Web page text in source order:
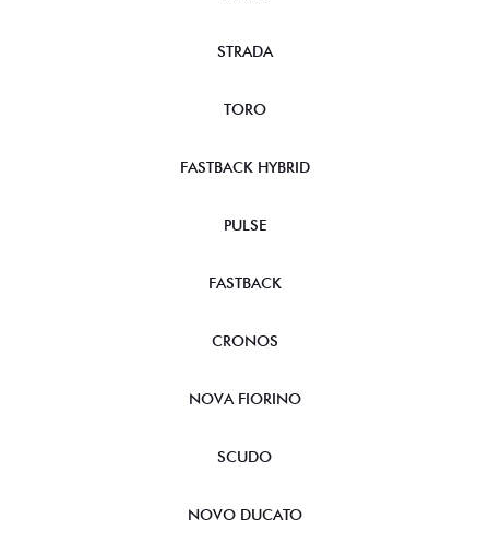
STRADA
TORO
FASTBACK HYBRID
PULSE
FASTBACK
CRONOS
NOVA FIORINO
SCUDO
NOVO DUCATO